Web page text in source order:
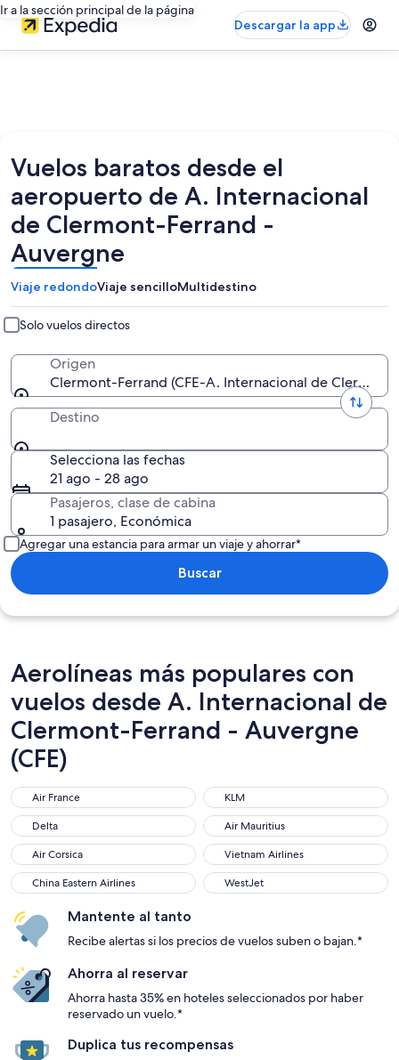
Ir a la sección principal de la página
Descargar la app
Vuelos baratos desde el
aeropuerto de A. Internacional
de Clermont-Ferrand -
Auvergne
Viaje redondoViaje sencilloMultidestino
Solo vuelos directos
Origen
Clermont-Ferrand (CFE-A. Internacional de
Destino
Selecciona las fechas
21 ago - 28 ago
Pasajeros, clase de cabina
1 pasajero, Económica
Agregar una estancia para armar un viaje y ahorrar*
Buscar
Aerolíneas más populares con
vuelos desde A. Internacional de
Clermont-Ferrand - Auvergne
(CFE)
Air France
KLM
Delta
Air Mauritius
Air Corsica
Vietnam Airlines
China Eastern Airlines
WestJet
Mantente al tanto
Recibe alertas si los precios de vuelos suben o bajan.*
Ahorra al reservar
Ahorra hasta 35% en hoteles seleccionados por haber
reservado un vuelo.*
Duplica tus recompensas